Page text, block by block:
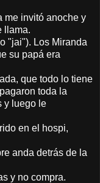
me invitó anoche y
llama.
"jai"). Los Miranda
su papá era
que todo lo tiene
toda la
y luego le
en el hospi,
anda detrás de la
y no compra.